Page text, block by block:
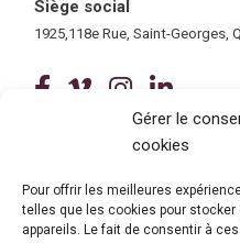
Gérer le
cookies
Pour offrir les meilleures
telles que les cookies pour
appareils. Le fait de consentir à
Siège social
1925,118e Rue, Saint-Georges,
(ce lien ouvre
(ce lien
(ce lien
Tous droits réservés © 2026
Politique de confidentialité|
Conception site web : Ubéo